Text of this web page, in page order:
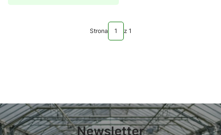
Strona z 1
Newsletter